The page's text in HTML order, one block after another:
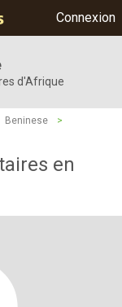
Connexion
d'Afrique
Beninese
>
en